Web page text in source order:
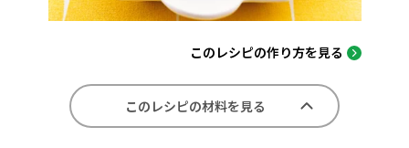
このレシピの作り方を見る
このレシピの材料を見る